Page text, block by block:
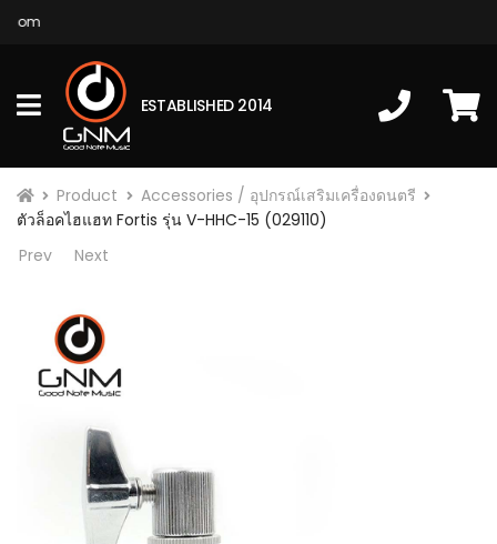
ESTABLISHED 2014
Product
Accessories / อุปกรณ์เสริมเครื่องดนตรี
ตัวล็อคไฮแฮท Fortis รุ่น V-HHC-15 (029110)
Prev
Next